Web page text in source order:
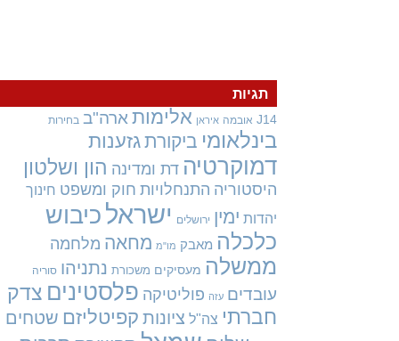
תגיות
J14 אובמה איראן אלימות ארה"ב בחירות
בינלאומיביקורתגזענות
דמוקרטיה דת ומדינההון ושלטון
היסטוריה התנחלויות חוק ומשפט חינוך
יהדות ימין ירושלים ישראלכיבוש
כלכלה מאבק מו"מ מחאהמלחמה
ממשלה מעסיקים משכורת נתניהו סוריה
עובדים עזה פוליטיקה פלסטיניםצדק
חברתי צה"ל ציונותקפיטליזםשטחים